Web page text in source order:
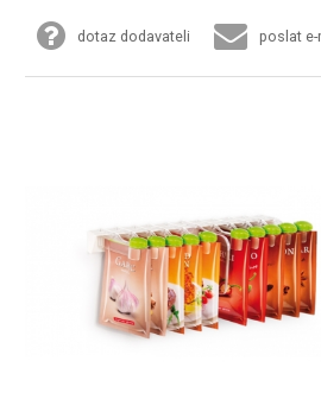
dotaz dodavateli poslat e-